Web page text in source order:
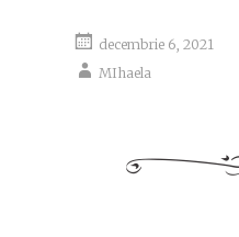
decembrie 6, 2021
MIhaela